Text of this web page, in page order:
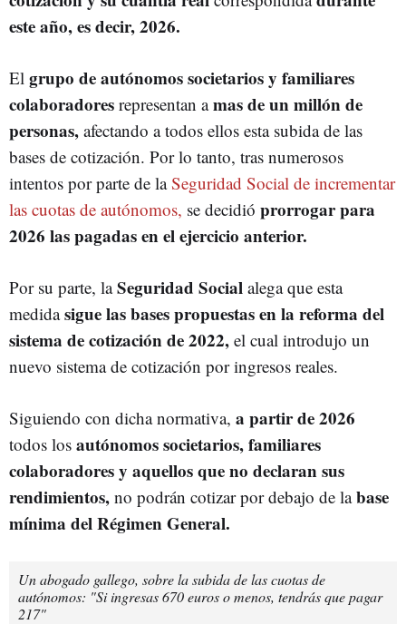
este año, es decir, 2026.
El grupo de autónomos societarios y familiares
colaboradores representan amas de un millón de
personas, afectando a todos ellos esta subida de las
bases de cotización. Por lo tanto, tras numerosos
intentos por parte de laSeguridad Social de incrementar
las cuotas de autónomos, se decidió prorrogar para
2026 las pagadas en el ejercicio anterior.
Por su parte, laSeguridad Social alega que esta
medidasigue las bases propuestas en la reforma del
sistema de cotización de 2022, el cual introdujo un
nuevo sistema de cotización por ingresos reales.
Siguiendo con dicha normativa, a partir de 2026
todos los autónomos societarios, familiares
colaboradores y aquellos que no declaran sus
rendimientos, no podrán cotizar por debajo de labase
mínima del Régimen General.
Un abogado gallego, sobre la subida de las cuotas de
autónomos: "Si ingresas 670 euros o menos, tendrás que pagar
217"